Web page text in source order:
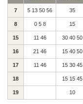
7 5 13 50 56 35
8 0 5 8 15
15 11 46 30 40 50
16 21 46 15 40 50
17 11 46 15 30 45
18 15 15 45
19 10